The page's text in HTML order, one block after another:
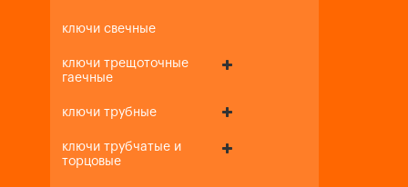
ключи свечные
ключи трещоточные
гаечные
ключи трубные
ключи трубчатые и
торцовые